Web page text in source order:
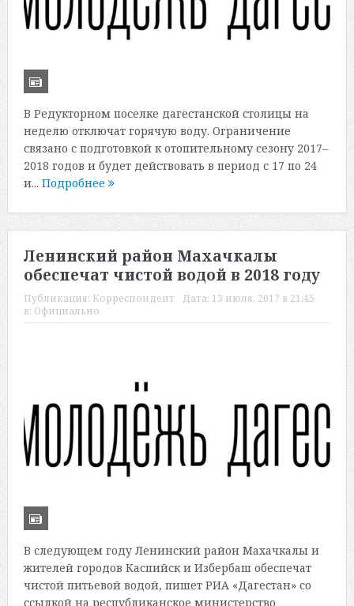
В Редукторном поселке дагестанской столицы на
неделю отключат горячую воду. Ограничение
связано с подготовкой к отопительному сезону 2017–
2018 годов и будет действовать в период с 17 по 24
и... Подробнее
Ленинский район Махачкалы
обеспечат чистой водой в 2018 году
Публикация: Корреспондент Дата: 13 июля, 2017 в 21:45
в: Официально
В следующем году Ленинский район Махачкалы и
жителей городов Каспийск и Избербаш обеспечат
чистой питьевой водой, пишет РИА «Дагестан» со
ссылкой на республиканское министерство